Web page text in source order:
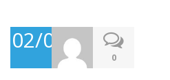
02/01/2025
0